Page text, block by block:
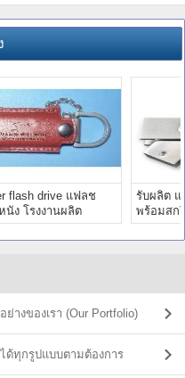
flash drive แฟลช
นัง โรงงานผลิต
ดร์ฟหนัง ราคาถูก
รับผลิต แ
พร้อมสก
Boffi รับ
างของเรา (Our Portfolio)
ด้ทุกรูปแบบตามต้องการ